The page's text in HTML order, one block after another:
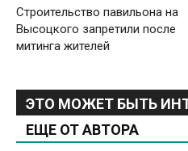
Строительство павильона на
Высоцкого запретили после
митинга жителей
ЭТО МОЖЕТ БЫТЬ
ЕЩЕ ОТ АВТОРА